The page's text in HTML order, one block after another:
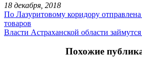
18 декабря, 2018
По Лазуритовому коридору
товаров
Власти Астраханской области
Похожие